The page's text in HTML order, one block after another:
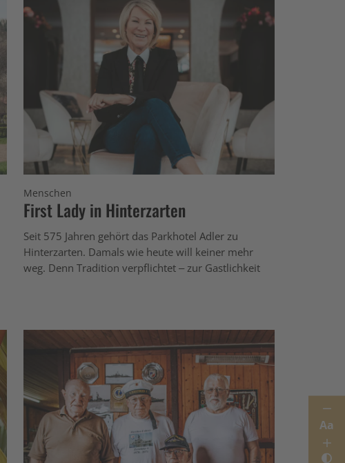
Aa
Menschen
First Lady in Hinterzarten
Seit 575 Jahren gehört das Parkhotel Adler zu
Hinterzarten. Damals wie heute will keiner mehr
weg. Denn Tradition verpflichtet – zur Gastlichkeit